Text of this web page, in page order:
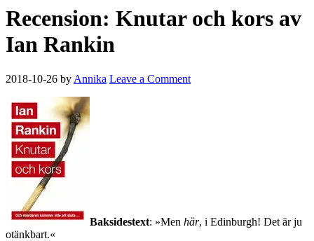
Recension: Knutar och kors av
Ian Rankin
2018-10-26 by Annika Leave a Comment
Baksidestext: »Men här, i Edinburgh! Det är ju
otänkbart.«